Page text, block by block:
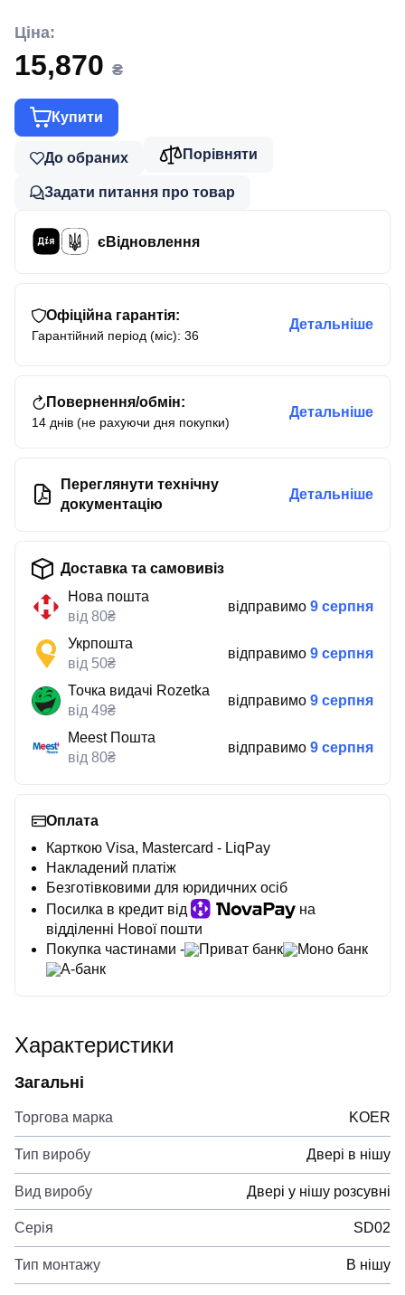
Ціна:
15,870 ₴
Купити
До обраних Порівняти
Задати питання про товар
єВідновлення
Офіційна гарантія:
Гарантійний період (міс): 36
Детальніше
Повернення/обмін:
14 днів (не рахуючи дня покупки)
Детальніше
Переглянути технічну
документацію
Детальніше
Доставка та самовивіз
Нова пошта
від 80₴
відправимо 9 серпня
Укрпошта
від 50₴
відправимо 9 серпня
Точка видачі Rozetka
від 49₴
відправимо 9 серпня
Meest Пошта
від 80₴
відправимо 9 серпня
Оплата
Карткою Visa, Mastercard - LiqPay
Накладений платіж
Безготівковими для юридичних осіб
Посилка в кредит від
на
відділенні Нової пошти
Покупка частинами -
Приват банк
Моно банк
А-банк
Характеристики
Загальні
Торгова марка KOER
Тип виробу Двері в нішу
Вид виробу Двері у нішу розсувні
Серія SD02
Тип монтажу В нішу